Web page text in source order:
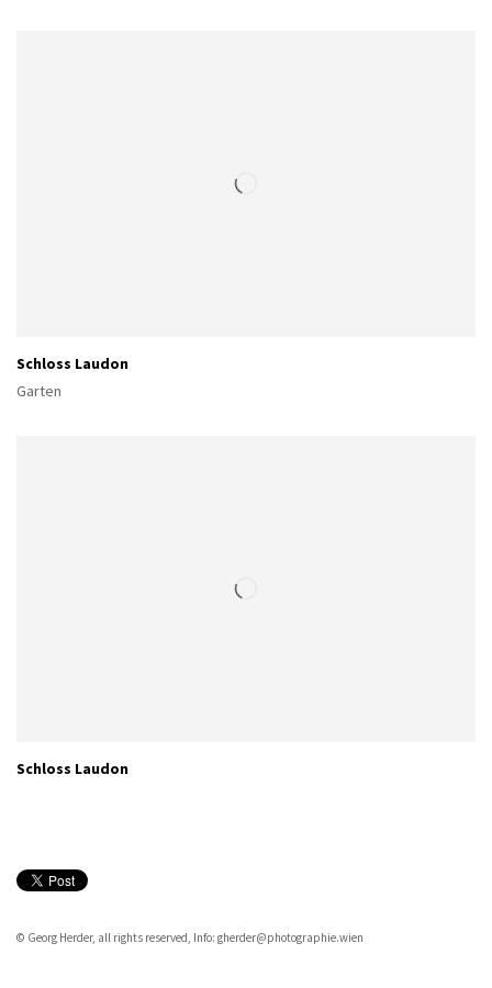
Schloss Laudon
Garten
Schloss Laudon
© Georg Herder, all rights reserved, Info: gherder@photographie.wien